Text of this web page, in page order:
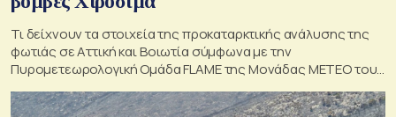
Τι δείχνουν τα στοιχεία της προκαταρκτικής ανάλυσης της
φωτιάς σε Αττική και Βοιωτία σύμφωνα με την
Πυρομετεωρολογική Ομάδα FLAME της Μονάδας ΜΕΤΕΟ του